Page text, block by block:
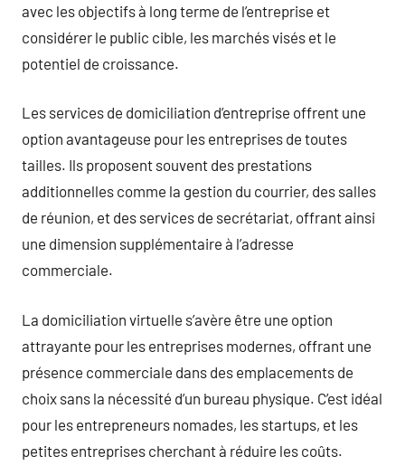
avec les objectifs à long terme de l’entreprise et
considérer le public cible, les marchés visés et le
potentiel de croissance.
Les services de domiciliation d’entreprise offrent une
option avantageuse pour les entreprises de toutes
tailles. Ils proposent souvent des prestations
additionnelles comme la gestion du courrier, des salles
de réunion, et des services de secrétariat, offrant ainsi
une dimension supplémentaire à l’adresse
commerciale.
La domiciliation virtuelle s’avère être une option
attrayante pour les entreprises modernes, offrant une
présence commerciale dans des emplacements de
choix sans la nécessité d’un bureau physique. C’est idéal
pour les entrepreneurs nomades, les startups, et les
petites entreprises cherchant à réduire les coûts.